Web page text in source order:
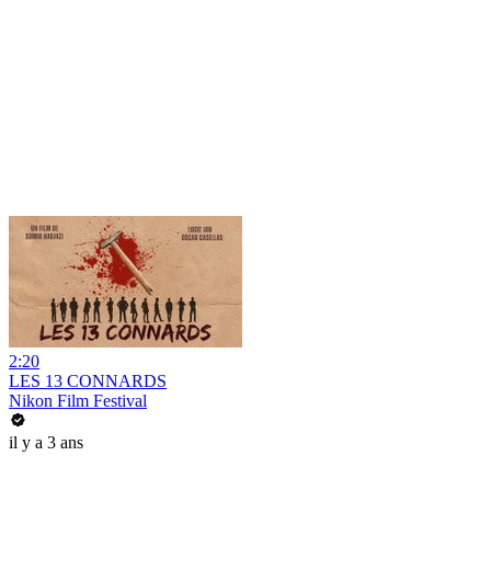
2:20
LES 13 CONNARDS
Nikon Film Festival
il y a 3 ans